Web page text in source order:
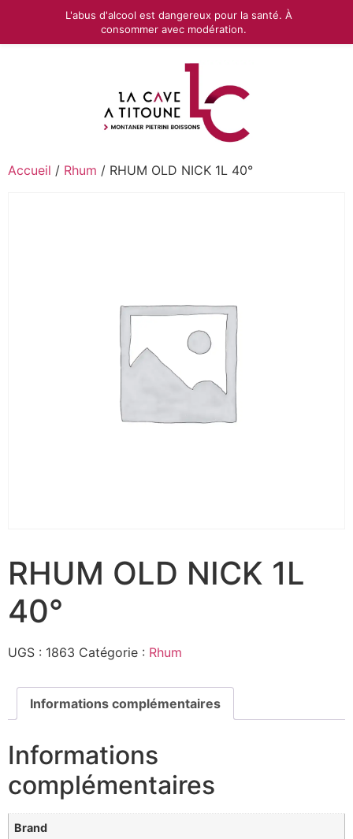
Accueil / Rhum / RHUM OLD NICK 1L 40°
RHUM OLD NICK 1L
40°
UGS : 1863 Catégorie : Rhum
Informations complémentaires
Informations
complémentaires
Brand
L'abus d'alcool est dangereux pour la santé. À
consommer avec modération.